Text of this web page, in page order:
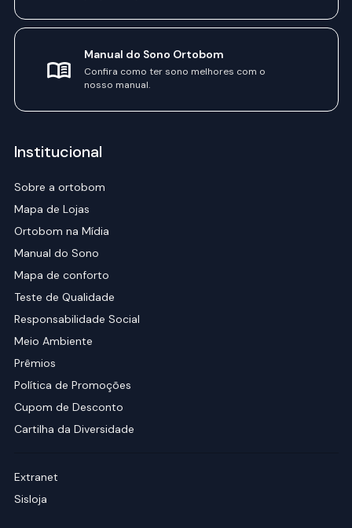
Manual do Sono Ortobom
Confira como ter sono melhores com o
nosso manual.
Institucional
Sobre a ortobom
Mapa de Lojas
Ortobom na Mídia
Manual do Sono
Mapa de conforto
Teste de Qualidade
Responsabilidade Social
Meio Ambiente
Prêmios
Política de Promoções
Cupom de Desconto
Cartilha da Diversidade
Extranet
Sisloja